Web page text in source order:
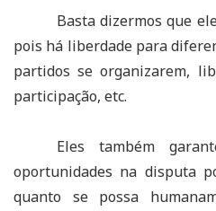
Basta dizermos que
pois há liberdade para
partidos se organizarem,
participação, etc.
Eles também
oportunidades na disputa
quanto se possa